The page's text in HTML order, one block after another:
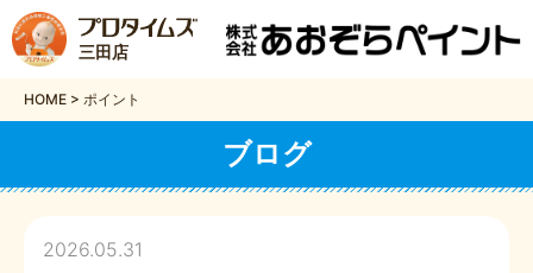
三田店
HOME > ポイント
ブログ
2026.05.31